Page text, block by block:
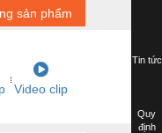
sản phẩm
Video clip
Tin tức
Quy
định